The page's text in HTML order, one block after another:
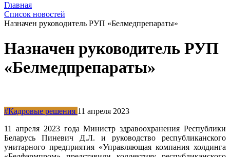
Главная
Список новостей
Назначен руководитель РУП «Белмедпрепараты»
Назначен руководитель РУП
«Белмедпрепараты»
#Кадровые решения 11 апреля 2023
11 апреля 2023 года Министр здравоохранения Республики
Беларусь Пиневич Д.Л. и руководство республиканского
унитарного предприятия «Управляющая компания холдинга